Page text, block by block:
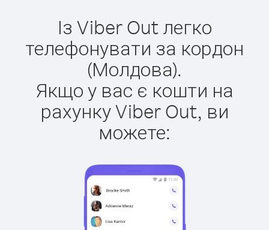
Із Viber Out легко
телефонувати за кордон
(Молдова).
Якщо у вас є кошти на
рахунку Viber Out, ви
можете: